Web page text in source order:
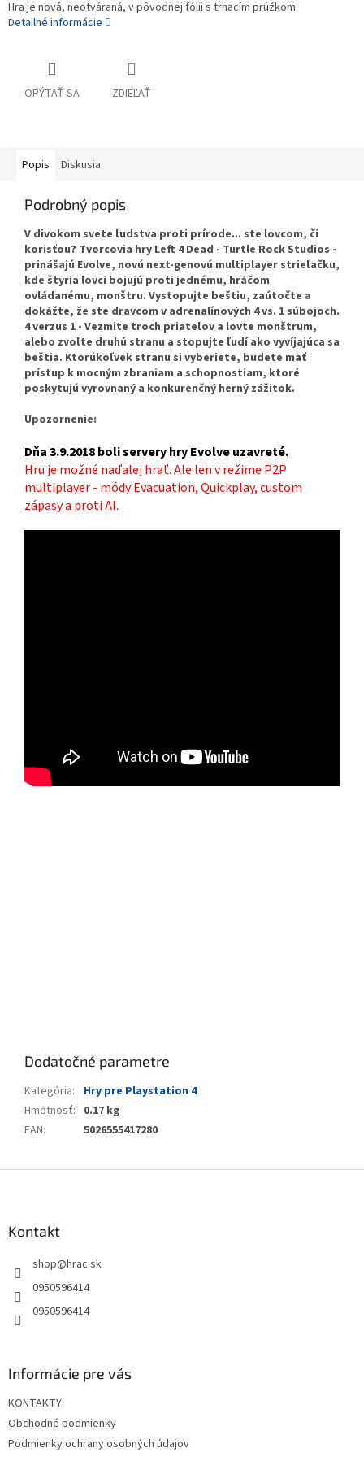
Hra je nová, neotváraná, v pôvodnej fólii s trhacím prúžkom.
Detailné informácie
OPÝTAŤ SA ZDIEĽAŤ
Popis Diskusia
Podrobný popis
V divokom svete ľudstva proti prírode... ste lovcom, či
korisťou? Tvorcovia hry Left 4 Dead - Turtle Rock Studios -
prinášajú Evolve, novú next-genovú multiplayer strieľačku,
kde štyria lovci bojujú proti jednému, hráčom
ovládanému, monštru. Vystopujte beštiu, zaútočte a
dokážte, že ste dravcom v adrenalínových 4 vs. 1 súbojoch.
4 verzus 1 - Vezmite troch priateľov a lovte monštrum,
alebo zvoľte druhú stranu a stopujte ľudí ako vyvíjajúca sa
beštia. Ktorúkoľvek stranu si vyberiete, budete mať
prístup k mocným zbraniam a schopnostiam, ktoré
poskytujú vyrovnaný a konkurenčný herný zážitok.
Upozornenie:
Dňa 3.9.2018 boli servery hry Evolve uzavreté.
Hru je možné naďalej hrať. Ale len v režime P2P
multiplayer - módy Evacuation, Quickplay, custom
zápasy a proti AI.
Dodatočné parametre
Kategória:
Hry pre Playstation 4
Hmotnosť: 0.17 kg
EAN: 5026555417280
Kontakt
shop@hrac.sk
0950596414
0950596414
Informácie pre vás
KONTAKTY
Obchodné podmienky
Podmienky ochrany osobných údajov